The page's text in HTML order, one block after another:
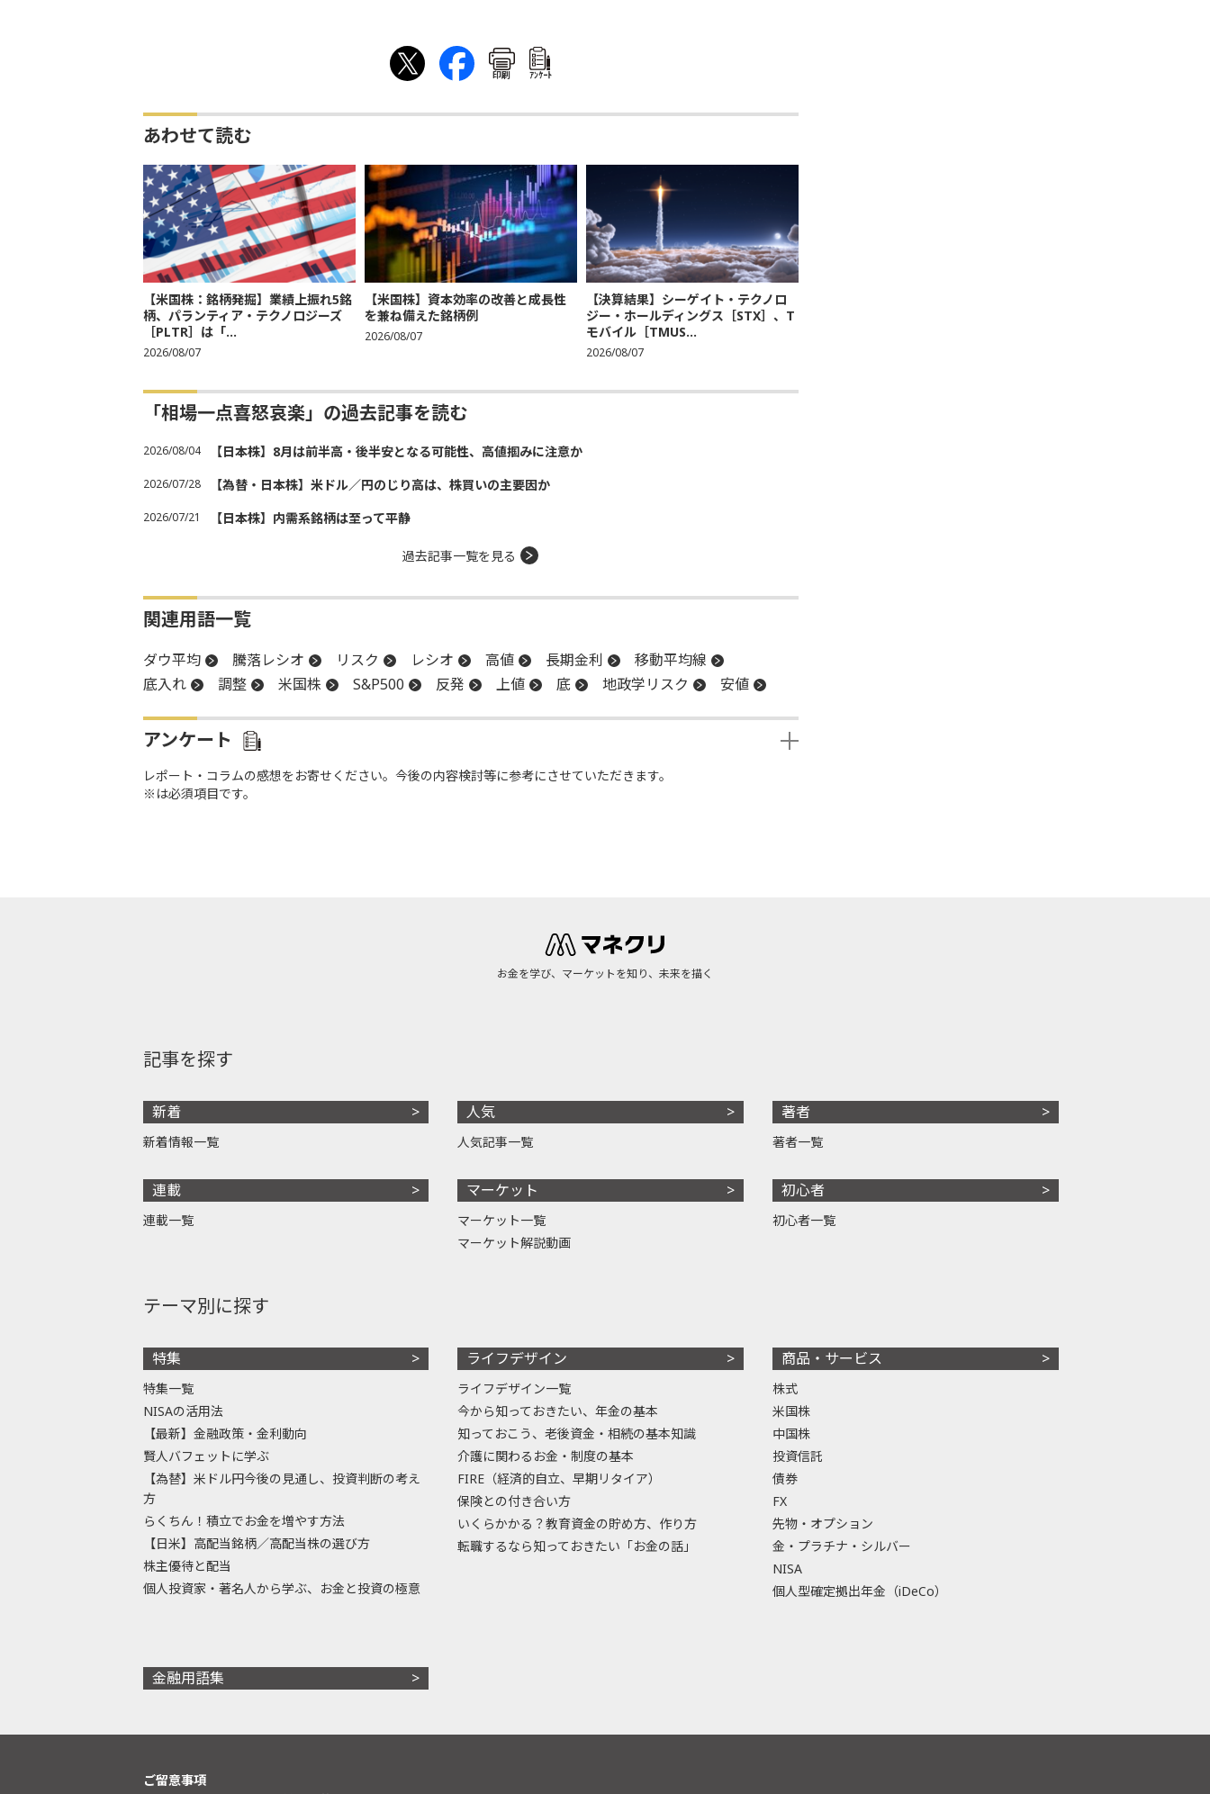
印刷 ｱﾝｹｰﾄ
あわせて読む
【米国株：銘柄発掘】業績上振れ5銘
柄、パランティア・テクノロジーズ
［PLTR］は「...
2026/08/07
【米国株】資本効率の改善と成長性
を兼ね備えた銘柄例
2026/08/07
【決算結果】シーゲイト・テクノロ
ジー・ホールディングス［STX］、T
モバイル［TMUS...
2026/08/07
「相場一点喜怒哀楽」の過去記事を読む
2026/08/04 【日本株】8月は前半高・後半安となる可能性、高値掴みに注意か
2026/07/28 【為替・日本株】米ドル／円のじり高は、株買いの主要因か
2026/07/21 【日本株】内需系銘柄は至って平静
過去記事一覧を見る
関連用語一覧
ダウ平均 騰落レシオ リスク レシオ 高値 長期金利
移動平均線
底入れ
調整 米国株 S&P500 反発 上値 底 地政学リスク 安値
アンケート
レポート・コラムの感想をお寄せください。今後の内容検討等に参考にさせていただきます。
※は必須項目です。
お金を学び、マーケットを知り、未来を描く
記事を探す
新着
新着情報一覧
連載
連載一覧
人気
人気記事一覧
マーケット
マーケット一覧
マーケット解説動画
著者
著者一覧
初心者
初心者一覧
テーマ別に探す
特集
特集一覧
NISAの活用法
【最新】金融政策・金利動向
賢人バフェットに学ぶ
【為替】米ドル円今後の見通し、投資判断の考え
方
らくちん！積立でお金を増やす方法
【日米】高配当銘柄／高配当株の選び方
株主優待と配当
個人投資家・著名人から学ぶ、お金と投資の極意
ライフデザイン
ライフデザイン一覧
今から知っておきたい、年金の基本
知っておこう、老後資金・相続の基本知識
介護に関わるお金・制度の基本
FIRE（経済的自立、早期リタイア）
保険との付き合い方
いくらかかる？教育資金の貯め方、作り方
転職するなら知っておきたい「お金の話」
商品・サービス
株式
米国株
中国株
投資信託
債券
FX
先物・オプション
金・プラチナ・シルバー
NISA
個人型確定拠出年金（iDeCo）
金融用語集
ご留意事項